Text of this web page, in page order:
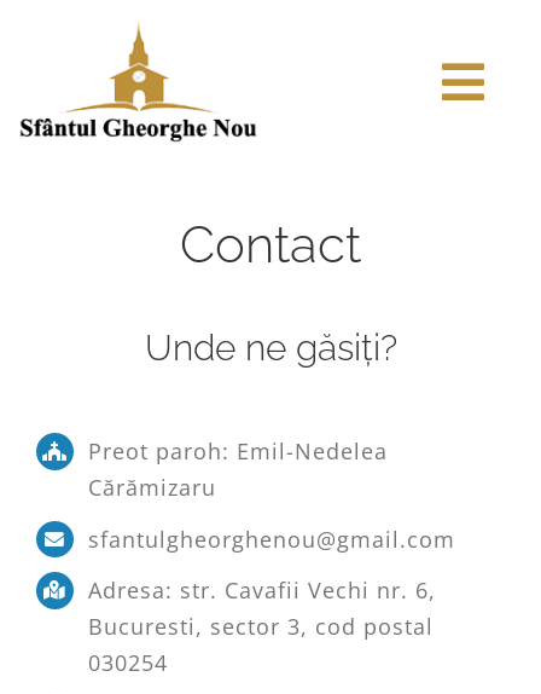
PREOTI SLUJITORI
PICTURA BISERICII
Contact
Unde ne găsiți?
Preot paroh: Emil-Nedelea
Cărămizaru
sfantulgheorghenou@gmail.com
Adresa: str. Cavafii Vechi nr. 6,
Bucuresti, sector 3, cod postal
030254